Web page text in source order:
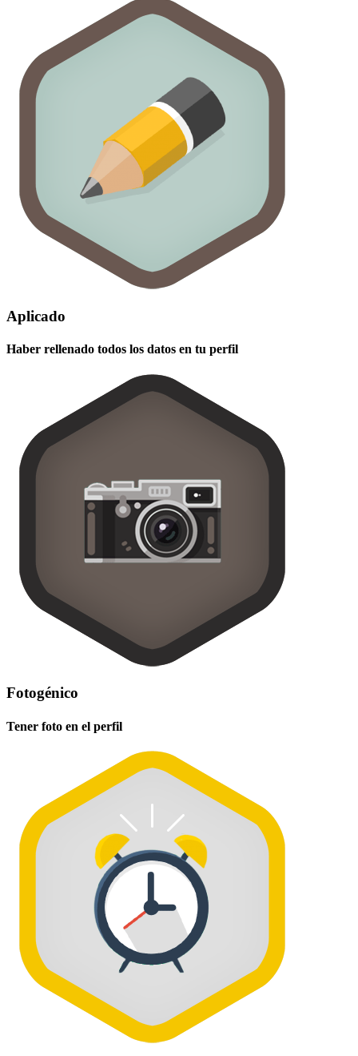
Aplicado
Haber rellenado todos los datos en tu perfil
Fotogénico
Tener foto en el perfil